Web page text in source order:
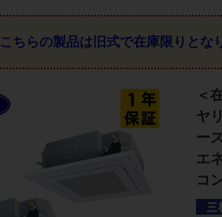
こちらの製品は旧式で在庫限りとな
＜
ヤ
ー
エ
コ